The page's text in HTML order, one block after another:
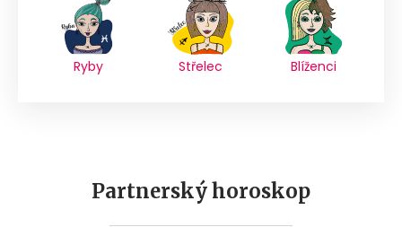
Ryby Střelec Blíženci
Partnerský horoskop